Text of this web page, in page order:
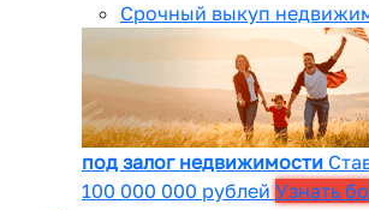
Срочный выкуп
под залог недвижимости
100 000 000 рублей Узнать